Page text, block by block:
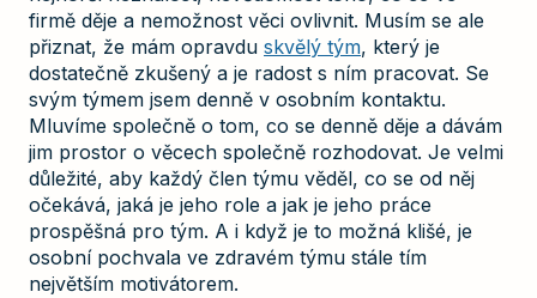
firmě děje a nemožnost věci ovlivnit. Musím se ale
přiznat, že mám opravdu skvělý tým, který je
dostatečně zkušený a je radost s ním pracovat. Se
svým týmem jsem denně v osobním kontaktu.
Mluvíme společně o tom, co se denně děje a dávám
jim prostor o věcech společně rozhodovat. Je velmi
důležité, aby každý člen týmu věděl, co se od něj
očekává, jaká je jeho role a jak je jeho práce
prospěšná pro tým. A i když je to možná klišé, je
osobní pochvala ve zdravém týmu stále tím
největším motivátorem.